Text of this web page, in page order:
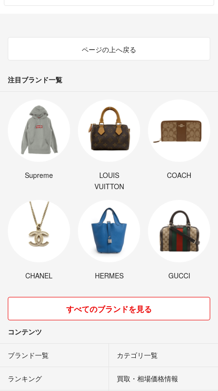
ページの上へ戻る
注目ブランド一覧
Supreme
LOUIS
VUITTON
COACH
CHANEL HERMES GUCCI
すべてのブランドを見る
コンテンツ
ブランド一覧 カテゴリ一覧
ランキング 買取・相場価格情報